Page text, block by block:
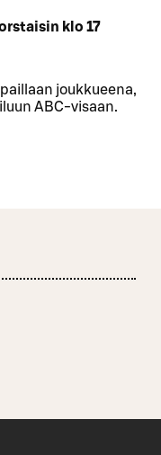
klo 17
joukkueena,
ABC-visaan.